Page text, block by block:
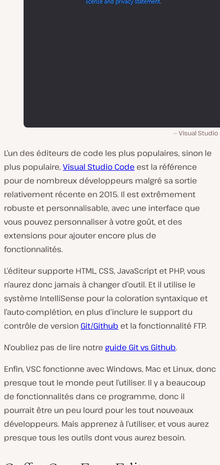
Visual Studio
L’un des éditeurs de code les plus populaires, sinon le
plus populaire, Visual Studio Code est la référence
pour de nombreux développeurs malgré sa sortie
relativement récente en 2015. Il est extrêmement
robuste et personnalisable, avec une interface que
vous pouvez personnaliser à votre goût, et des
extensions pour ajouter encore plus de
fonctionnalités.
L’éditeur supporte HTML, CSS, JavaScript et PHP, vous
n’aurez donc jamais à changer d’outil. Et il utilise le
système IntelliSense pour la coloration syntaxique et
l’auto-complétion, en plus d’inclure le support du
contrôle de version Git/Github et la fonctionnalité FTP.
N’oubliez pas de lire notre guide Git vs Github.
Enfin, VSC fonctionne avec Windows, Mac et Linux, donc
presque tout le monde peut l’utiliser. Il y a beaucoup
de fonctionnalités dans ce programme, donc il
pourrait être un peu lourd pour les tout nouveaux
développeurs. Mais apprenez à l’utiliser, et vous aurez
presque tous les outils dont vous aurez besoin.